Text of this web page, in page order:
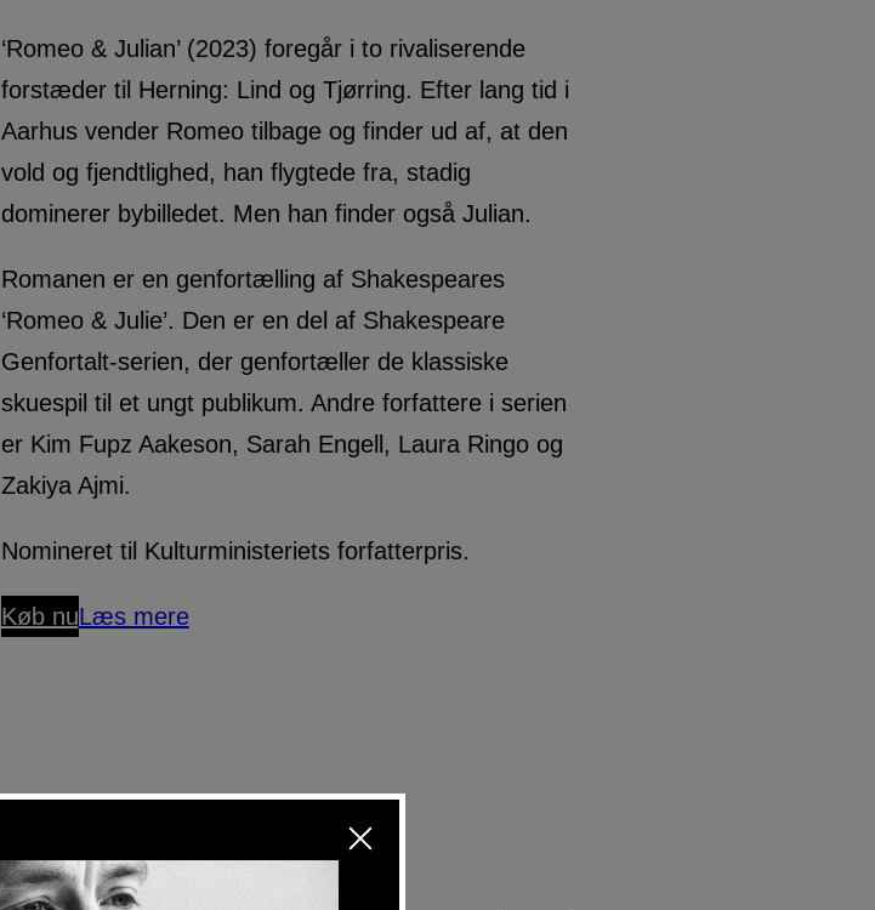
‘Romeo & Julian’ (2023) foregår i to rivaliserende
forstæder til Herning: Lind og Tjørring. Efter lang tid i
Aarhus vender Romeo tilbage og finder ud af, at den
vold og fjendtlighed, han flygtede fra, stadig
dominerer bybilledet. Men han finder også Julian.
Romanen er en genfortælling af Shakespeares
‘Romeo & Julie’. Den er en del af Shakespeare
Genfortalt-serien, der genfortæller de klassiske
skuespil til et ungt publikum. Andre forfattere i serien
er Kim Fupz Aakeson, Sarah Engell, Laura Ringo og
Zakiya Ajmi.
Nomineret til Kulturministeriets forfatterpris.
Køb nuLæs mere